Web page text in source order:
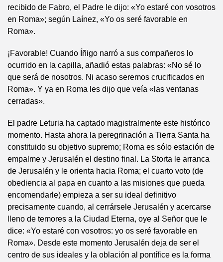
recibido de Fabro, el Padre le dijo: «Yo estaré con vosotros
en Roma»; según Laínez, «Yo os seré favorable en
Roma».
¡Favorable! Cuando Íñigo narró a sus compañeros lo
ocurrido en la capilla, añadió estas palabras: «No sé lo
que será de nosotros. Ni acaso seremos crucificados en
Roma». Y ya en Roma les dijo que veía «las ventanas
cerradas».
El padre Leturia ha captado magistralmente este histórico
momento. Hasta ahora la peregrinación a Tierra Santa ha
constituido su objetivo supremo; Roma es sólo estación de
empalme y Jerusalén el destino final. La Storta le arranca
de Jerusalén y le orienta hacia Roma; el cuarto voto (de
obediencia al papa en cuanto a las misiones que pueda
encomendarle) empieza a ser su ideal definitivo
precisamente cuando, al cerrársele Jerusalén y acercarse
lleno de temores a la Ciudad Eterna, oye al Señor que le
dice: «Yo estaré con vosotros: yo os seré favorable en
Roma». Desde este momento Jerusalén deja de ser el
centro de sus ideales y la oblación al pontífice es la forma